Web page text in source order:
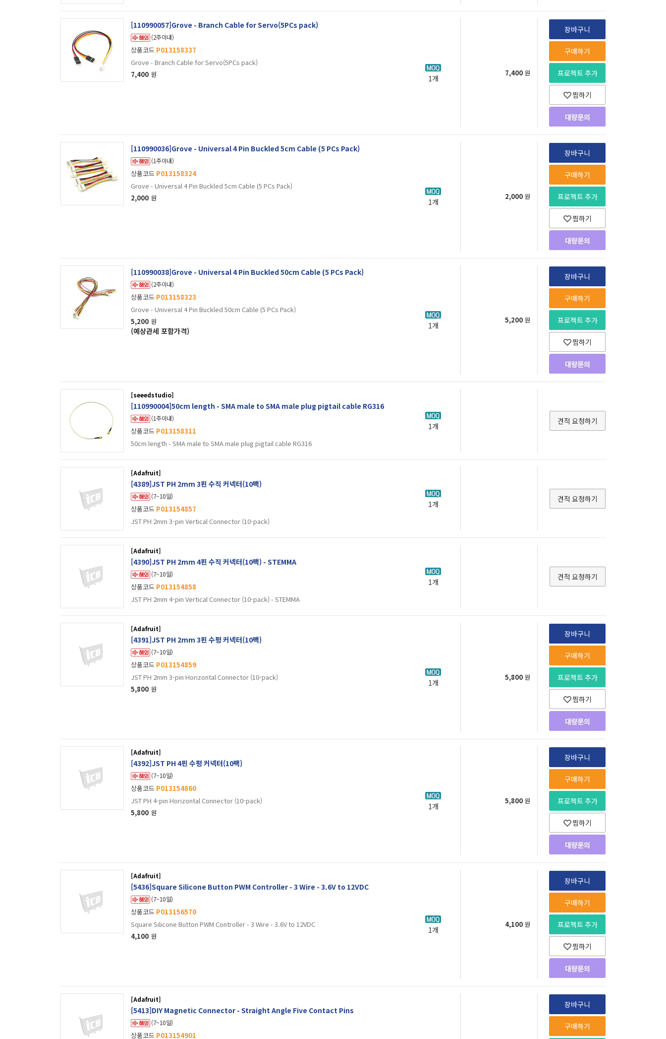
[110990057]Grove - Branch Cable for Servo(5PCs pack)
(2주이내)
상품코드 P013158337
Grove - Branch Cable for Servo(5PCs pack)
7,400 원 1개
7,400 원
장바구니
구매하기
프로젝트 추가
찜하기
[110990036]Grove - Universal 4 Pin Buckled 5cm Cable (5 PCs Pack)
(1주이내)
상품코드 P013158324
Grove - Universal 4 Pin Buckled 5cm Cable (5 PCs Pack)
2,000 원 1개
2,000 원
장바구니
구매하기
프로젝트 추가
찜하기
[110990038]Grove - Universal 4 Pin Buckled 50cm Cable (5 PCs Pack)
(2주이내)
상품코드 P013158323
Grove - Universal 4 Pin Buckled 50cm Cable (5 PCs Pack)
5,200 원
(예상관세 포함가격)
1개
5,200 원
장바구니
구매하기
프로젝트 추가
찜하기
[seeedstudio]
[110990004]50cm length - SMA male to SMA male plug pigtail cable RG316
(1주이내)
상품코드 P013158311
50cm length - SMA male to SMA male plug pigtail cable RG316
1개
견적 요청하기
[Adafruit]
[4389]JST PH 2mm 3핀 수직 커넥터(10팩)
(7~10일)
상품코드 P013154857
JST PH 2mm 3-pin Vertical Connector (10-pack)
1개
견적 요청하기
[Adafruit]
[4390]JST PH 2mm 4핀 수직 커넥터(10팩) - STEMMA
(7~10일)
상품코드 P013154858
JST PH 2mm 4-pin Vertical Connector (10-pack) - STEMMA
1개
견적 요청하기
[Adafruit]
[4391]JST PH 2mm 3핀 수평 커넥터(10팩)
(7~10일)
상품코드 P013154859
JST PH 2mm 3-pin Horizontal Connector (10-pack)
5,800 원
1개
5,800 원
장바구니
구매하기
프로젝트 추가
찜하기
[Adafruit]
[4392]JST PH 4핀 수평 커넥터(10팩)
(7~10일)
상품코드 P013154860
JST PH 4-pin Horizontal Connector (10-pack)
5,800 원
1개
5,800 원
장바구니
구매하기
프로젝트 추가
찜하기
[Adafruit]
[5436]Square Silicone Button PWM Controller - 3 Wire - 3.6V to 12VDC
(7~10일)
상품코드 P013156570
Square Silicone Button PWM Controller - 3 Wire - 3.6V to 12VDC
4,100 원
1개
4,100 원
장바구니
구매하기
프로젝트 추가
찜하기
[Adafruit]
[5413]DIY Magnetic Connector - Straight Angle Five Contact Pins
(7~10일)
상품코드 P013154901
장바구니
구매하기